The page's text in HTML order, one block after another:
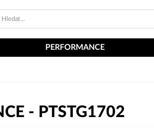
PERFORMANCE
- PTSTG1702